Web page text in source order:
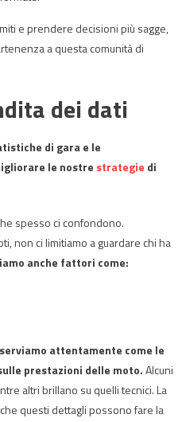
e prendere decisioni più sagge,
a questa comunità di
dei dati
di gara e le
le nostre strategie di
spesso ci confondono.
non ci limitiamo a guardare chi ha
anche fattori come:
attentamente come le
prestazioni delle moto.Alcuni
altri brillano su quelli tecnici. La
questi dettagli possono fare la